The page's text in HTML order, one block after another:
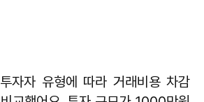
자자 유형에 따라 거래비용 차감